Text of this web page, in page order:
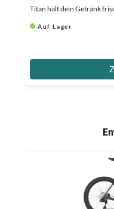
Titan hält dein Getränk
Auf Lager